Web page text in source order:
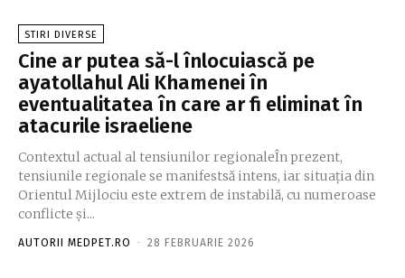
STIRI DIVERSE
Cine ar putea să-l înlocuiască pe
ayatollahul Ali Khamenei în
eventualitatea în care ar fi eliminat în
atacurile israeliene
Contextul actual al tensiunilor regionaleÎn prezent,
tensiunile regionale se manifestsă intens, iar situația din
Orientul Mijlociu este extrem de instabilă, cu numeroase
conflicte și...
AUTORII MEDPET.RO - 28 FEBRUARIE 2026